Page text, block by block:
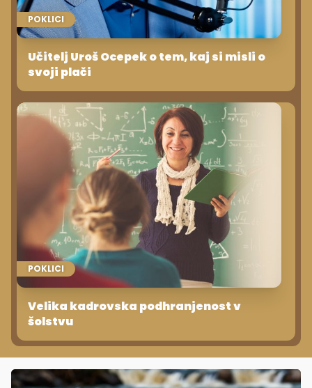
POKLICI
Učitelj Uroš Ocepek o tem, kaj si misli o
svoji plači
POKLICI
Velika kadrovska podhranjenost v
šolstvu